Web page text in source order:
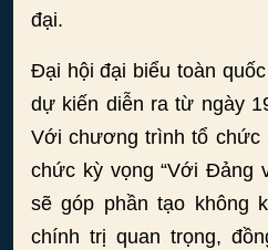
đại.
Đại hội đại biểu toàn
dự kiến diễn ra từ ngày
Với chương trình tổ chức
chức kỳ vọng “Với Đảng
sẽ góp phần tạo không
chính trị quan trọng,